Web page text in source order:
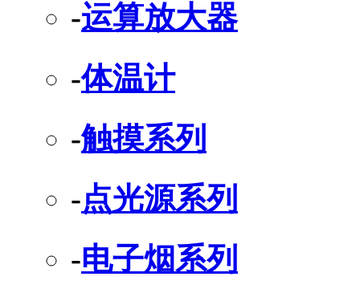
-运算放大器
-体温计
-触摸系列
-点光源系列
-电子烟系列